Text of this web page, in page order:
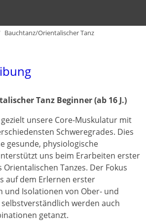
Bauchtanz/Orientalischer Tanz
Tanz Beginner (ab 16 J.)
unsere Core-Muskulatur mit
Schweregrades. Dies
gesunde, physiologische
uns beim Erarbeiten erster
Orientalischen Tanzes. Der Fokus
auf dem Erlernen erster
und Isolationen von Ober- und
werden auch
getanzt.